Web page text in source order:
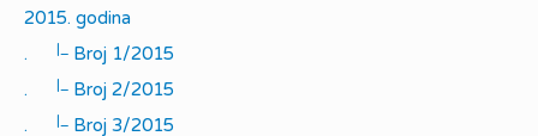
2015. godina
.
|_
Broj 1/2015
.
|_
Broj 2/2015
.
|_
Broj 3/2015